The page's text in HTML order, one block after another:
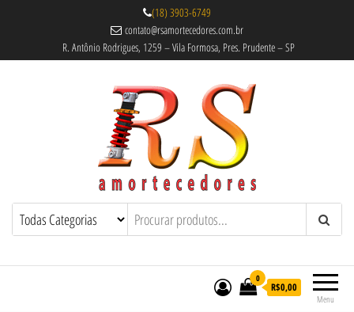
(18) 3903-6749
contato@rsamortecedores.com.br
R. Antônio Rodrigues, 1259 – Vila Formosa, Pres. Prudente – SP
Rs Amortecedores Recondicionados –
Suspensão e Molas
Amortecedores Recondicionados de
qualidade reconhecida.
Menu
0
R$0,00